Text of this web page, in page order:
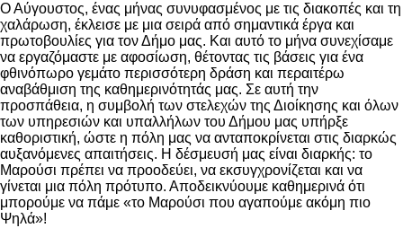
Ο Αύγουστος, ένας μήνας συνυφασμένος με τις διακοπές και τη
χαλάρωση, έκλεισε με μια σειρά από σημαντικά έργα και
πρωτοβουλίες για τον Δήμο μας. Και αυτό το μήνα συνεχίσαμε
να εργαζόμαστε με αφοσίωση, θέτοντας τις βάσεις για ένα
φθινόπωρο γεμάτο περισσότερη δράση και περαιτέρω
αναβάθμιση της καθημερινότητάς μας. Σε αυτή την
προσπάθεια, η συμβολή των στελεχών της Διοίκησης και όλων
των υπηρεσιών και υπαλλήλων του Δήμου μας υπήρξε
καθοριστική, ώστε η πόλη μας να ανταποκρίνεται στις διαρκώς
αυξανόμενες απαιτήσεις. Η δέσμευσή μας είναι διαρκής: το
Μαρούσι πρέπει να προοδεύει, να εκσυγχρονίζεται και να
γίνεται μια πόλη πρότυπο. Αποδεικνύουμε καθημερινά ότι
μπορούμε να πάμε «το Μαρούσι που αγαπούμε ακόμη πιο
Ψηλά»!